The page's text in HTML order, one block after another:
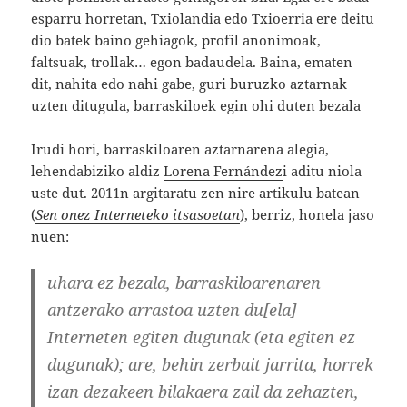
esparru horretan, Txiolandia edo Txioerria ere deitu
dio batek baino gehiagok, profil anonimoak,
faltsuak, trollak… egon badaudela. Baina, ematen
dit, nahita edo nahi gabe, guri buruzko aztarnak
uzten ditugula, barraskiloek egin ohi duten bezala
Irudi hori, barraskiloaren aztarnarena alegia,
lehendabiziko aldizLorena Fernándezi aditu niola
uste dut. 2011n argitaratu zen nire artikulu batean
(Sen onez Interneteko itsasoetan), berriz, honela jaso
nuen:
uhara ez bezala, barraskiloarenaren
antzerako arrastoa uzten du[ela]
Interneten egiten dugunak (eta egiten ez
dugunak); are, behin zerbait jarrita, horrek
izan dezakeen bilakaera zail da zehazten,